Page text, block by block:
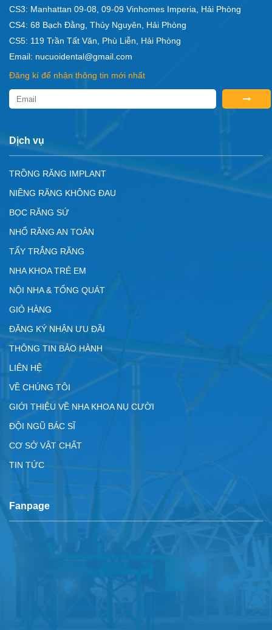
CS3: Manhattan 09-08, 09-09 Vinhomes Imperia, Hải Phòng
CS4: 68 Bạch Đằng, Thủy Nguyên, Hải Phòng
CS5: 119 Trần Tất Văn, Phù Liễn, Hải Phòng
Email: nucuoidental@gmail.com
Đăng kí để nhận thông tin mới nhất
Dịch vụ
TRỒNG RĂNG IMPLANT
NIỀNG RĂNG KHÔNG ĐAU
BỌC RĂNG SỨ
NHỔ RĂNG AN TOÀN
TẨY TRẮNG RĂNG
NHA KHOA TRẺ EM
NỘI NHA & TỔNG QUÁT
GIỎ HÀNG
ĐĂNG KÝ NHẬN ƯU ĐÃI
THÔNG TIN BẢO HÀNH
LIÊN HỆ
VỀ CHÚNG TÔI
GIỚI THIỆU VỀ NHA KHOA NỤ CƯỜI
ĐỘI NGŨ BÁC SĨ
CƠ SỞ VẬT CHẤT
TIN TỨC
Fanpage